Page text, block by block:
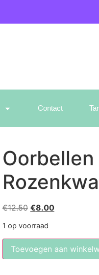
Contact
€12.50 €8.00
1 op voorraad
Toevoegen aan